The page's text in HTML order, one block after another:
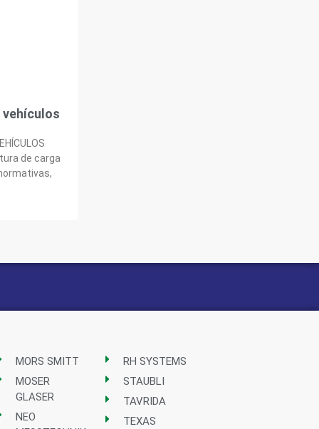
vehículos
de carga
MORS SMITT
MOSER
GLASER
NEO
RH SYSTEMS
STAUBLI
TAVRIDA
TEXAS